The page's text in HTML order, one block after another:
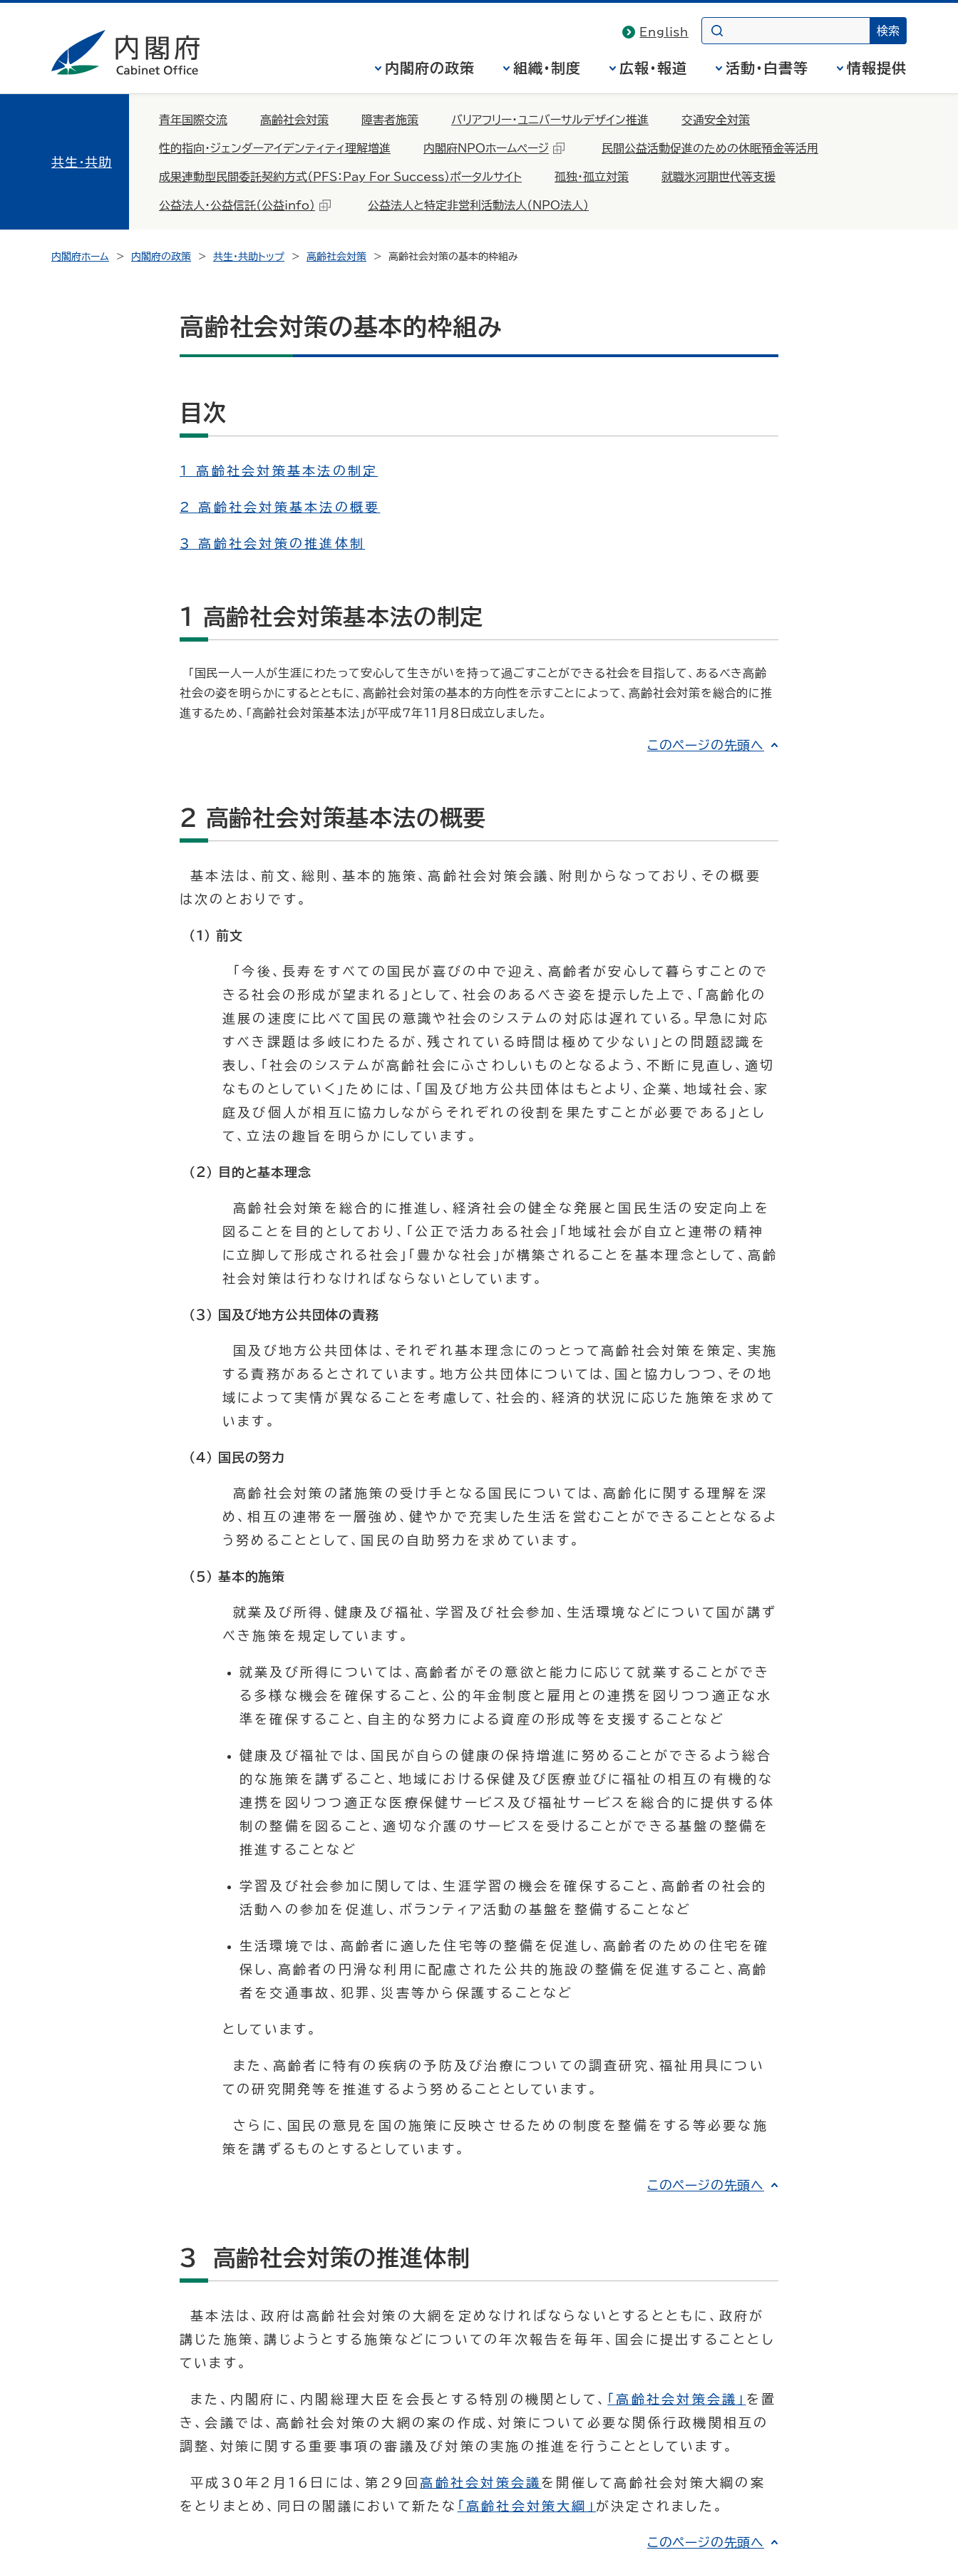
English
内閣府の政策 組織・制度 広報・報道 活動・白書等 情報提供
共生・共助
青年国際交流 高齢社会対策 障害者施策 バリアフリー・ユニバーサルデザイン推進 交通安全対策
性的指向・ジェンダーアイデンティティ理解増進 内閣府NPOホームページ 民間公益活動促進のための休眠預金等活用
成果連動型民間委託契約方式（PFS：Pay For Success）ポータルサイト 孤独・孤立対策 就職氷河期世代等支援
公益法人・公益信託（公益info） 公益法人と特定非営利活動法人（NPO法人）
内閣府ホーム 内閣府の政策 共生・共助トップ 高齢社会対策 高齢社会対策の基本的枠組み
高齢社会対策の基本的枠組み
目次
1 高齢社会対策基本法の制定
2 高齢社会対策基本法の概要
3 高齢社会対策の推進体制
1 高齢社会対策基本法の制定
「国民一人一人が生涯にわたって安心して生きがいを持って過ごすことができる社会を目指して、あるべき高齢
社会の姿を明らかにするとともに、高齢社会対策の基本的方向性を示すことによって、高齢社会対策を総合的に推
進するため、「高齢社会対策基本法」が平成７年１１月８日成立しました。
このページの先頭へ
2 高齢社会対策基本法の概要
基本法は、前文、総則、基本的施策、高齢社会対策会議、附則からなっており、その概要
は次のとおりです。
(１) 前文
「今後、長寿をすべての国民が喜びの中で迎え、高齢者が安心して暮らすことので
きる社会の形成が望まれる」として、社会のあるべき姿を提示した上で、「高齢化の
進展の速度に比べて国民の意識や社会のシステムの対応は遅れている。早急に対応
すべき課題は多岐にわたるが、残されている時間は極めて少ない」との問題認識を
表し、「社会のシステムが高齢社会にふさわしいものとなるよう、不断に見直し、適切
なものとしていく」ためには、「国及び地方公共団体はもとより、企業、地域社会、家
庭及び個人が相互に協力しながらそれぞれの役割を果たすことが必要である」とし
て、立法の趣旨を明らかにしています。
(２) 目的と基本理念
高齢社会対策を総合的に推進し、経済社会の健全な発展と国民生活の安定向上を
図ることを目的としており、「公正で活力ある社会」「地域社会が自立と連帯の精神
に立脚して形成される社会」「豊かな社会」が構築されることを基本理念として、高齢
社会対策は行わなければならないとしています。
(３) 国及び地方公共団体の責務
国及び地方公共団体は、それぞれ基本理念にのっとって高齢社会対策を策定、実施
する責務があるとされています。地方公共団体については、国と協力しつつ、その地
域によって実情が異なることを考慮して、社会的、経済的状況に応じた施策を求めて
います。
(４) 国民の努力
高齢社会対策の諸施策の受け手となる国民については、高齢化に関する理解を深
め、相互の連帯を一層強め、健やかで充実した生活を営むことができることとなるよ
う努めることとして、国民の自助努力を求めています。
(５) 基本的施策
就業及び所得、健康及び福祉、学習及び社会参加、生活環境などについて国が講ず
べき施策を規定しています。
就業及び所得については、高齢者がその意欲と能力に応じて就業することができ
る多様な機会を確保すること、公的年金制度と雇用との連携を図りつつ適正な水
準を確保すること、自主的な努力による資産の形成等を支援することなど
健康及び福祉では、国民が自らの健康の保持増進に努めることができるよう総合
的な施策を講ずること、地域における保健及び医療並びに福祉の相互の有機的な
連携を図りつつ適正な医療保健サービス及び福祉サービスを総合的に提供する体
制の整備を図ること、適切な介護のサービスを受けることができる基盤の整備を
推進することなど
学習及び社会参加に関しては、生涯学習の機会を確保すること、高齢者の社会的
活動への参加を促進し、ボランティア活動の基盤を整備することなど
生活環境では、高齢者に適した住宅等の整備を促進し、高齢者のための住宅を確
保し、高齢者の円滑な利用に配慮された公共的施設の整備を促進すること、高齢
者を交通事故、犯罪、災害等から保護することなど
としています。
また、高齢者に特有の疾病の予防及び治療についての調査研究、福祉用具につい
ての研究開発等を推進するよう努めることとしています。
さらに、国民の意見を国の施策に反映させるための制度を整備をする等必要な施
策を講ずるものとするとしています。
このページの先頭へ
3 高齢社会対策の推進体制
基本法は、政府は高齢社会対策の大網を定めなければならないとするとともに、政府が
講じた施策、講じようとする施策などについての年次報告を毎年、国会に提出することとし
ています。
また、内閣府に、内閣総理大臣を会長とする特別の機関として、 「高齢社会対策会議」 を置
き、会議では、高齢社会対策の大網の案の作成、対策について必要な関係行政機関相互の
調整、対策に関する重要事項の審議及び対策の実施の推進を行うこととしています。
平成30年2月16日には、第29回高齢社会対策会議 を開催して高齢社会対策大綱の案
をとりまとめ、同日の閣議において新たな
「高齢社会対策大綱」 が決定されました。
このページの先頭へ